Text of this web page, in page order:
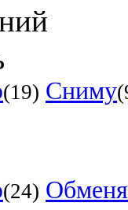
(19) Сниму
(24)